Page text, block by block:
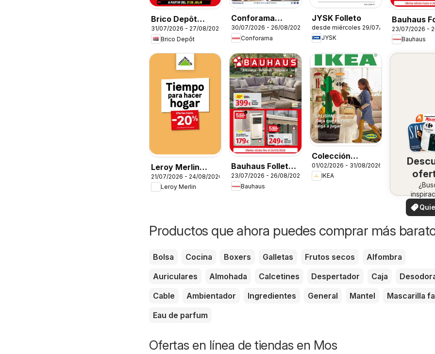
Brico Depôt
Folleto
31/07/2026 - 27/08/2026
Brico Depôt
Conforama
Folleto
30/07/2026 - 26/08/2026
Conforama
JYSK Folleto
desde miércoles 29/07/2026
JYSK
Bauhaus
23/07/2026 -
Bauhaus
Leroy Merlin
Catálogo
21/07/2026 - 24/08/2026
Leroy Merlin
Bauhaus Folleto
Cat
23/07/2026 - 26/08/2026
Bauhaus
Colección
Grejsimojs
01/02/2026 - 31/08/2026
IKEA
en
¡Vea
ofertas
ver
Productos que ahora puedes comprar más
Bolsa Cocina Boxers Galletas Frutos secos
Alfombra
Auriculares
Almohada Calcetines Despertador Caja
Cable
Ambientador Ingredientes General Mantel
Mascarilla
Eau de parfum
Ofertas en línea de tiendas en Mos